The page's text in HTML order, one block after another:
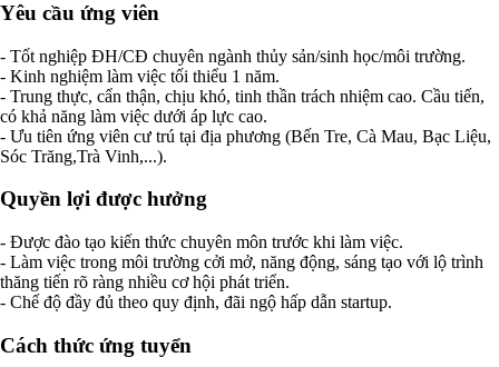
Yêu cầu ứng viên
- Tốt nghiệp ĐH/CĐ chuyên ngành thủy sản/sinh học/môi trường.
- Kinh nghiệm làm việc tối thiểu 1 năm.
- Trung thực, cẩn thận, chịu khó, tinh thần trách nhiệm cao. Cầu tiến,
có khả năng làm việc dưới áp lực cao.
- Ưu tiên ứng viên cư trú tại địa phương (Bến Tre, Cà Mau, Bạc Liệu,
Sóc Trăng,Trà Vinh,...).
Quyền lợi được hưởng
- Được đào tạo kiến thức chuyên môn trước khi làm việc.
- Làm việc trong môi trường cởi mở, năng động, sáng tạo với lộ trình
thăng tiến rõ ràng nhiều cơ hội phát triển.
- Chế độ đầy đủ theo quy định, đãi ngộ hấp dẫn startup.
Cách thức ứng tuyển